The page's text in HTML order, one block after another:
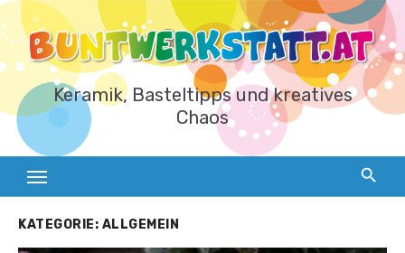
Zum
Inhalt
springen
Keramik, Basteltipps und kreatives
Chaos
KATEGORIE: ALLGEMEIN